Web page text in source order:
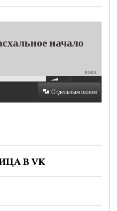
начало
00:00
Отдельным окном
В VK